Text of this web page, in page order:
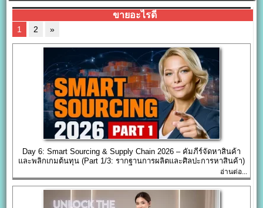
ขายอะไรดี
1 2 »
Day 6: Smart Sourcing & Supply Chain 2026 – คัมภีร์จัดหาสินค้า
และพลิกเกมต้นทุน (Part 1/3: รากฐานการผลิตและศิลปะการหาสินค้า)
อ่านต่อ...